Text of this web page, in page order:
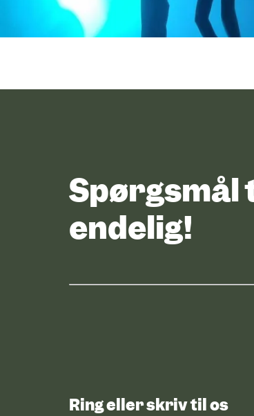
Spørgsmål
endelig!
Ring eller skriv til os